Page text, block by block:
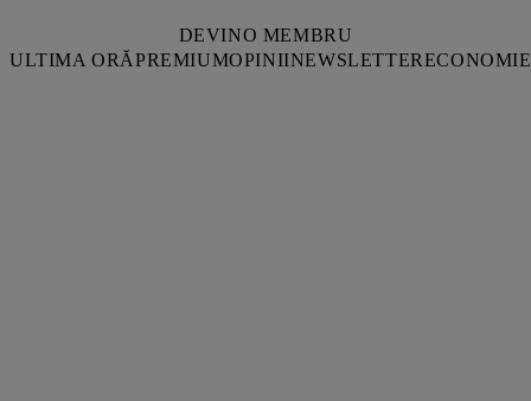
DEVINO MEMBRU
ULTIMA ORĂPREMIUMOPINIINEWSLETTERECONOMIE